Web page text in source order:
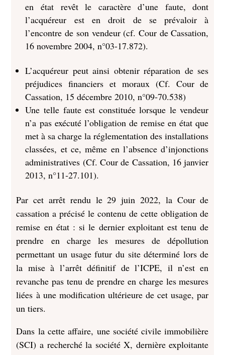
en état revêt le caractère d’une faute, dont
l’acquéreur est en droit de se prévaloir à
l’encontre de son vendeur (cf. Cour de Cassation,
16 novembre 2004, n°03-17.872).
L’acquéreur peut ainsi obtenir réparation de ses
préjudices financiers et moraux (Cf. Cour de
Cassation, 15 décembre 2010, n°09‐70.538)
Une telle faute est constituée lorsque le vendeur
n’a pas exécuté l’obligation de remise en état que
met à sa charge la réglementation des installations
classées, et ce, même en l’absence d’injonctions
administratives (Cf. Cour de Cassation, 16 janvier
2013, n°11‐27.101).
Par cet arrêt rendu le 29 juin 2022, la Cour de
cassation a précisé le contenu de cette obligation de
remise en état : si le dernier exploitant est tenu de
prendre en charge les mesures de dépollution
permettant un usage futur du site déterminé lors de
la mise à l’arrêt définitif de l’ICPE, il n’est en
revanche pas tenu de prendre en charge les mesures
liées à une modification ultérieure de cet usage, par
un tiers.
Dans la cette affaire, une société civile immobilière
(SCI) a recherché la société X, dernière exploitante